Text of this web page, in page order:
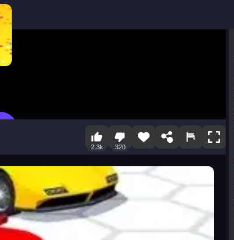
2.3k 320